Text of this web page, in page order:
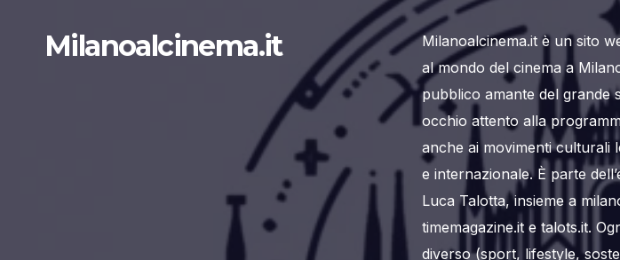
Milanoalcinema.it
Milanoalcinema.it è un sito
al mondo del cinema a
pubblico amante del grande
occhio attento alla
anche ai movimenti culturali
e internazionale. È parte
Luca Talotta, insieme a
timemagazine.it e talots.it.
diverso (sport, lifestyle,